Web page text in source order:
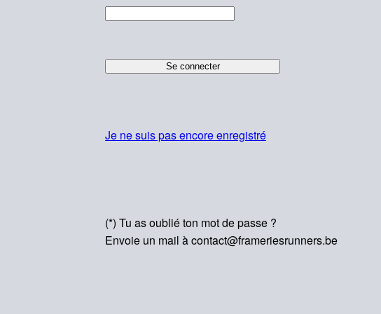
Je ne suis pas encore enregistré
(*) Tu as oublié ton mot de passe ?
Envoie un mail à contact@frameriesrunners.be